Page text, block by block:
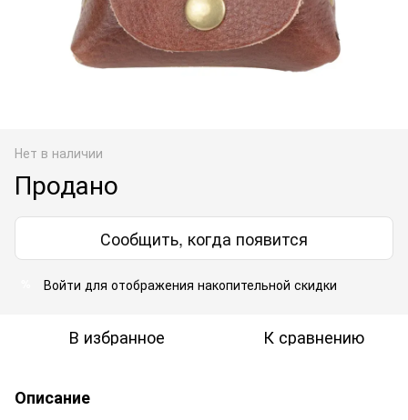
Нет в наличии
Продано
Сообщить, когда появится
Войти для отображения накопительной скидки
В избранное К сравнению
Описание